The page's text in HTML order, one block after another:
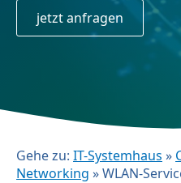
jetzt anfragen
Gehe zu: IT-Systemhaus »
Networking »WLAN-